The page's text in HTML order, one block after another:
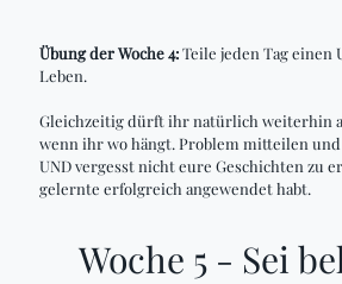
Übung der Woche 4:Teile jeden Tag einen
Leben.
Gleichzeitig dürft ihr natürlich weiterhin
wenn ihr wo hängt. Problem mitteilen
UND vergesst nicht eure Geschichten zu
gelernte erfolgreich angewendet habt.
Woche 5 - Sei